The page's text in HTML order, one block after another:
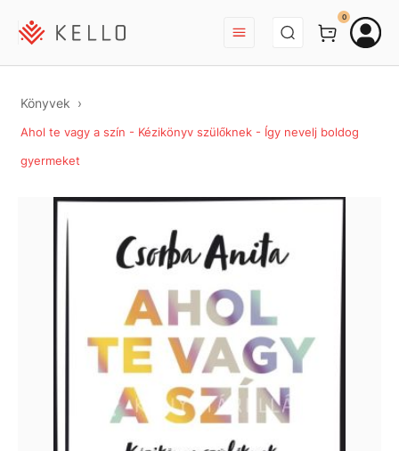
BEJELENTKEZÉS
0
Könyvek
Ahol te vagy a szín - Kézikönyv szülőknek - Így nevelj boldog
gyermeket